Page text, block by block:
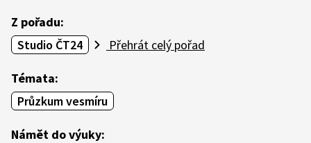
Z pořadu:
Studio ČT24
Přehrát celý pořad
Témata:
Průzkum vesmíru
Námět do výuky: